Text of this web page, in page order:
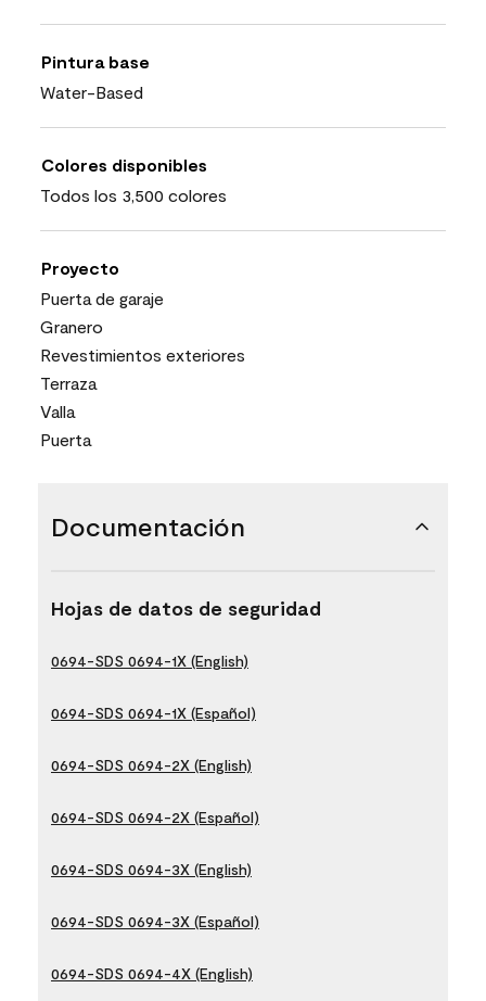
Pintura base
Water-Based
Colores disponibles
Todos los 3,500 colores
Proyecto
Puerta de garaje
Granero
Revestimientos exteriores
Terraza
Valla
Puerta
Documentación
Hojas de datos de seguridad
0694-SDS 0694-1X (English)
0694-SDS 0694-1X (Español)
0694-SDS 0694-2X (English)
0694-SDS 0694-2X (Español)
0694-SDS 0694-3X (English)
0694-SDS 0694-3X (Español)
0694-SDS 0694-4X (English)